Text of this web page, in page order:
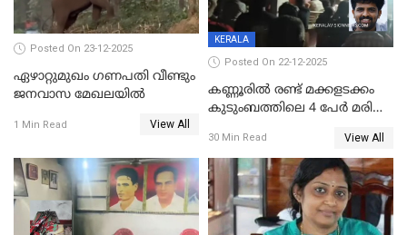
Posted On 23-12-2025
ഏഴാറ്റുമുഖം ഗണപതി വീണ്ടും
ജനവാസ മേഖലയിൽ
1 Min Read View All
KERALA
Posted On 22-12-2025
കണ്ണൂരിൽ രണ്ട് മക്കളടക്കം
കുടുംബത്തിലെ 4 പേർ മരിച്ച
30 Min Read View All